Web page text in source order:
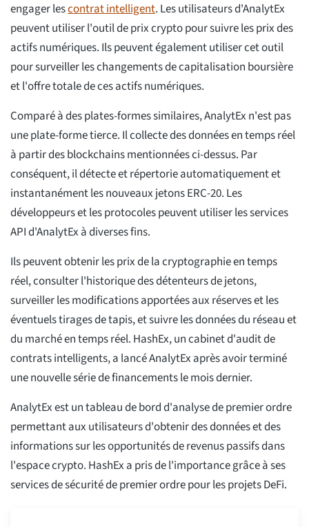
engager lescontrat intelligent. Les utilisateurs d'AnalytEx
peuvent utiliser l'outil de prix crypto pour suivre les prix des
actifs numériques. Ils peuvent également utiliser cet outil
pour surveiller les changements de capitalisation boursière
et l'offre totale de ces actifs numériques.
Comparé à des plates-formes similaires, AnalytEx n'est pas
une plate-forme tierce. Il collecte des données en temps réel
à partir des blockchains mentionnées ci-dessus. Par
conséquent, il détecte et répertorie automatiquement et
instantanément les nouveaux jetons ERC-20. Les
développeurs et les protocoles peuvent utiliser les services
API d'AnalytEx à diverses fins.
Ils peuvent obtenir les prix de la cryptographie en temps
réel, consulter l'historique des détenteurs de jetons,
surveiller les modifications apportées aux réserves et les
éventuels tirages de tapis, et suivre les données du réseau et
du marché en temps réel. HashEx, un cabinet d'audit de
contrats intelligents, a lancé AnalytEx après avoir terminé
une nouvelle série de financements le mois dernier.
AnalytEx est un tableau de bord d'analyse de premier ordre
permettant aux utilisateurs d'obtenir des données et des
informations sur les opportunités de revenus passifs dans
l'espace crypto. HashEx a pris de l'importance grâce à ses
services de sécurité de premier ordre pour les projets DeFi.